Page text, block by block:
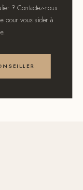
? Contactez-nous
pour vous aider à